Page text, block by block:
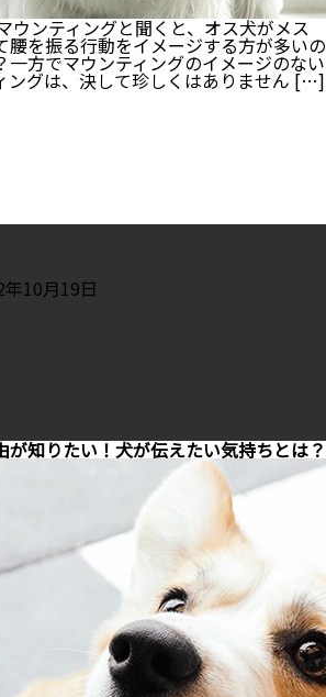
ウンティングと聞くと、オス犬がメス
腰を振る行動をイメージする方が多いの
一方でマウンティングのイメージのない
ングは、決して珍しくはありません […]
10月19日
が知りたい！犬が伝えたい気持ちとは？